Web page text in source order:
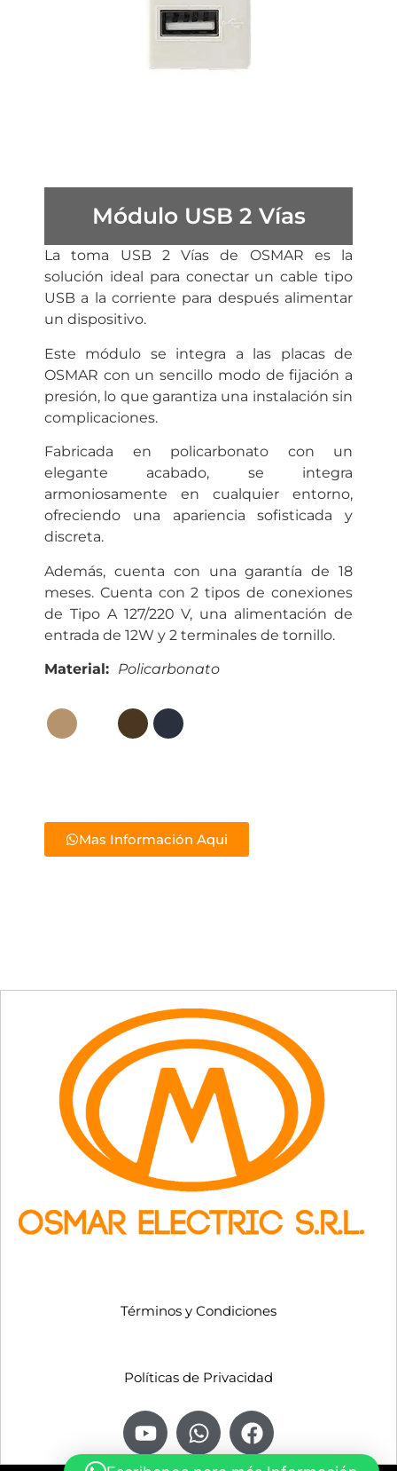
Módulo USB 2 Vías
La toma USB 2 Vías de OSMAR es la
solución ideal para conectar un cable tipo
USB a la corriente para después alimentar
un dispositivo.
Este módulo se integra a las placas de
OSMAR con un sencillo modo de fijación a
presión, lo que garantiza una instalación sin
complicaciones.
Fabricada en policarbonato con un
elegante acabado, se integra
armoniosamente en cualquier entorno,
ofreciendo una apariencia sofisticada y
discreta.
Además, cuenta con una garantía de 18
meses. Cuenta con 2 tipos de conexiones
de Tipo A 127/220 V, una alimentación de
entrada de 12W y 2 terminales de tornillo.
Material: Policarbonato
Mas Información Aqui
Términos y Condiciones
Políticas de Privacidad